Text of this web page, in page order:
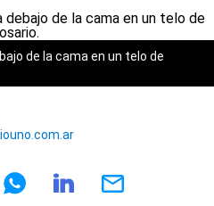
de la cama en un telo de